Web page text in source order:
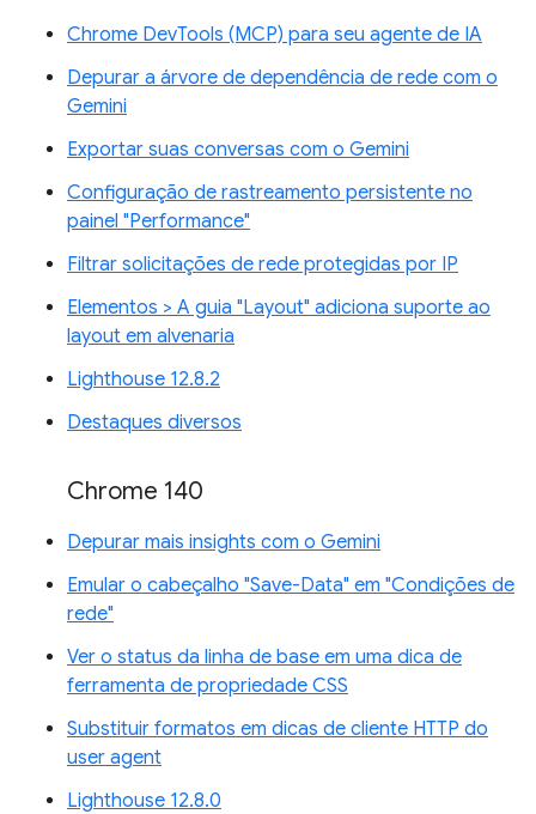
Chrome DevTools (MCP) para seu agente de IA
Depurar a árvore de dependência de rede com o
Gemini
Exportar suas conversas com o Gemini
Configuração de rastreamento persistente no
painel "Performance"
Filtrar solicitações de rede protegidas por IP
Elementos > A guia "Layout" adiciona suporte ao
layout em alvenaria
Lighthouse 12.8.2
Destaques diversos
Chrome 140
Depurar mais insights com o Gemini
Emular o cabeçalho "Save-Data" em "Condições de
rede"
Ver o status da linha de base em uma dica de
ferramenta de propriedade CSS
Substituir formatos em dicas de cliente HTTP do
user agent
Lighthouse 12.8.0